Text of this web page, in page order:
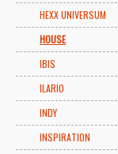
HEXX UNIVERSUM
HOUSE
IBIS
ILARIO
INDY
INSPIRATION